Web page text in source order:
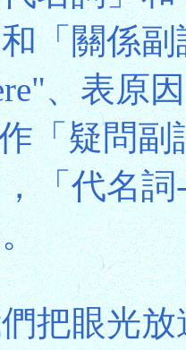
「關係
、表原
「疑問
「代名
把眼光